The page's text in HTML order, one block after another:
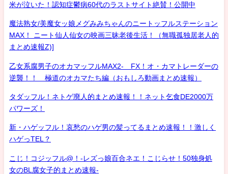
米が泣いた！認知症鬱病60代のラストサイト絶賛！公開中
魔法熟女/美魔女ッ娘メグみみちゃんのニートッフルステーション
MAX！ ニート仙人仙女の映画三昧老後生活！（無職孤独居老人的
まとめ速報Z)]
乙女系腐男子のオカマッフルMAX2- FX！オ・カマトレーダーの
逆襲！！ 極道のオカマたち編（おもしろ動画まとめ速報）
タダッフル！ネトゲ廃人的まとめ速報！！ネット乞食DE2000万
パワーズ！
新・ハゲッフル！哀愁のハゲ男の髪ってるまとめ速報！！激しく
ハゲっTEL？
こじ！コジッフル@！-レズっ娘百合ネエ！こじらせ！50独身処
女のBL腐女子的まとめ速報-